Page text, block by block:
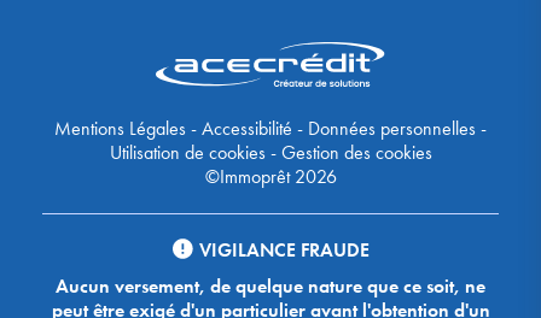
Mentions Légales-Accessibilité - Données personnelles-
Utilisation de cookies-Gestion des cookies
©Immoprêt 2026
VIGILANCE FRAUDE
Aucun versement, de quelque nature que ce soit, ne
peut être exigé d'un particulier avant l'obtention d'un